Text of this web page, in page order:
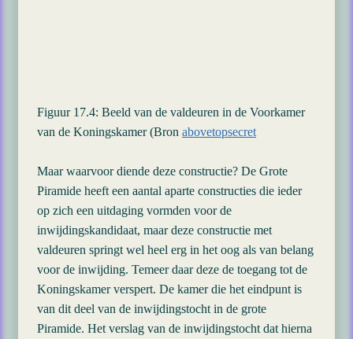
Figuur 17.4: Beeld van de valdeuren in de Voorkamer
van de Koningskamer (Bron abovetopsecret
Maar waarvoor diende deze constructie? De Grote
Piramide heeft een aantal aparte constructies die ieder
op zich een uitdaging vormden voor de
inwijdingskandidaat, maar deze constructie met
valdeuren springt wel heel erg in het oog als van belang
voor de inwijding. Temeer daar deze de toegang tot de
Koningskamer verspert. De kamer die het eindpunt is
van dit deel van de inwijdingstocht in de grote
Piramide. Het verslag van de inwijdingstocht dat hierna